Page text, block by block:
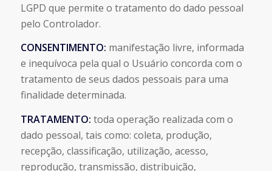
LGPD que permite o tratamento do dado pessoal
pelo Controlador.
CONSENTIMENTO: manifestação livre, informada
e inequívoca pela qual o Usuário concorda com o
tratamento de seus dados pessoais para uma
finalidade determinada.
TRATAMENTO: toda operação realizada com o
dado pessoal, tais como: coleta, produção,
recepção, classificação, utilização, acesso,
reprodução, transmissão, distribuição,